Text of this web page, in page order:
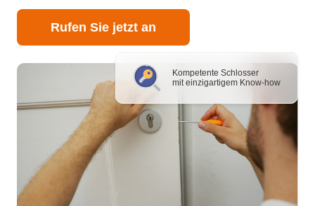
Kompetente Schlosser
mit einzigartigem Know-how
Rufen Sie jetzt an